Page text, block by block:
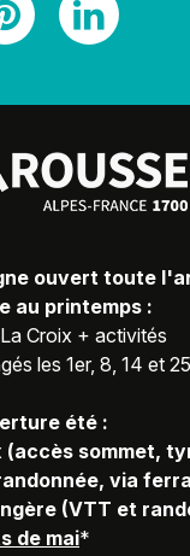
ouvert toute
au printemps :
Croix + activités
les 1er, 8, 14 et
été :
(accès sommet,
via
(VTT et
de mai*